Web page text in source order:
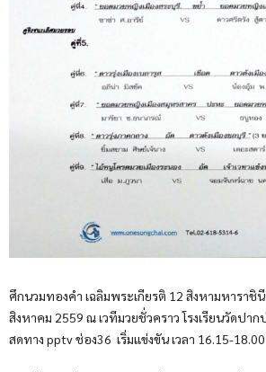
ศึกนวมทองคำ เฉลิมพระเกียรติ 12 สิงหามหาราชิ
สิงหาคม 2559 ณ เวทีมวยชั่วคราว โรงเรียนวัดป
สดทาง pptv ช่อง36 เริ่มแข่งขัน เวลา 16.15-